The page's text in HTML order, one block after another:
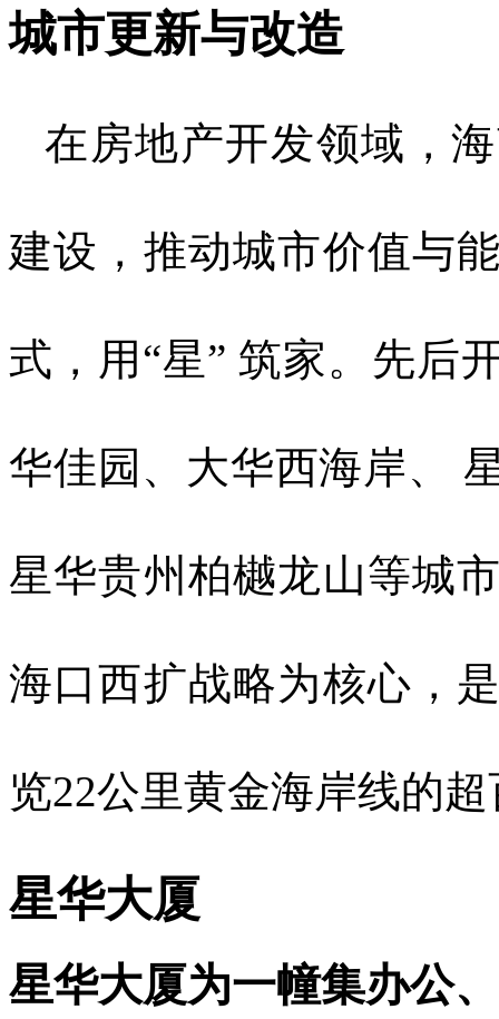
城市更新与改造
在房地产开发领域，
建设，推动城市价值与
式，用“星” 筑家。先后
华佳园、大华西海岸、
星华贵州柏樾龙山等城
海口西扩战略为核心，
览22公里黄金海岸线的
星华大厦
星华大厦为一幢集办公